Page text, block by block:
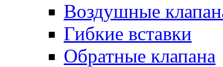
Воздушные
Гибкие вставки
Обратные клапана